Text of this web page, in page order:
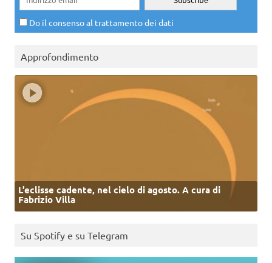
Do il consenso al trattamento dei dati
Approfondimento
L’eclisse cadente, nel cielo di agosto. A cura di
Fabrizio Villa
Su Spotify e su Telegram